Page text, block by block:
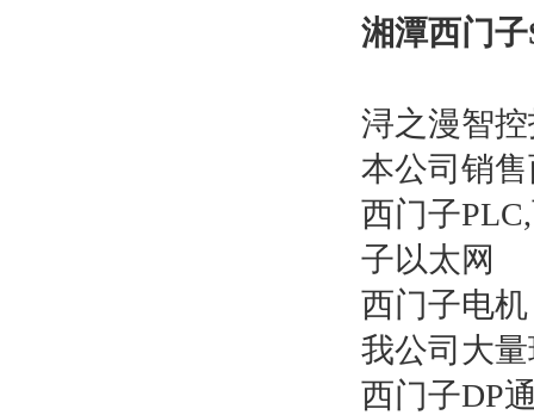
湘潭西门子
浔之漫智
本公司销
西门子
子以太网
西门子电
我公司大
西门子DP